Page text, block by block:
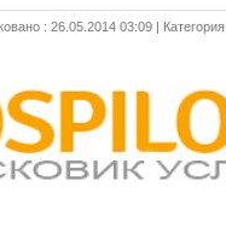
: 26.05.2014 03:09 |